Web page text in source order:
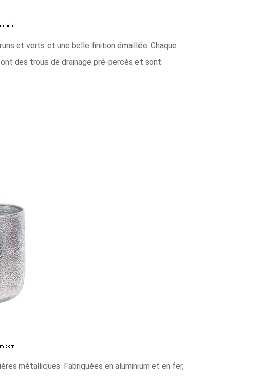
et verts et une belle finition émaillée. Chaque
ont des trous de drainage pré-percés et sont
métalliques. Fabriquées en aluminium et en fer,